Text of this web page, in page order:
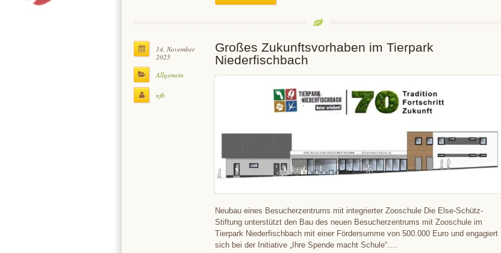
14. November
2025
Allgemein
nfb
Großes Zukunftsvorhaben im Tierpark
Niederfischbach
Neubau eines Besucherzentrums mit integrierter Zooschule Die Else-Schütz-
Stiftung unterstützt den Bau des neuen Besucherzentrums mit Zooschule im
Tierpark Niederfischbach mit einer Fördersumme von 500.000 Euro und engagiert
sich bei der Initiative „Ihre Spende macht Schule“.…